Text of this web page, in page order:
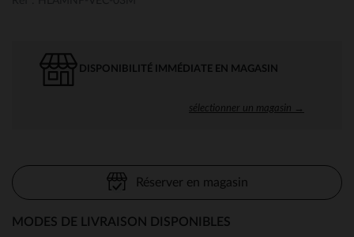
DISPONIBILITÉ IMMÉDIATE EN MAGASIN
sélectionner un magasin →
Réserver en magasin
MODES DE LIVRAISON DISPONIBLES